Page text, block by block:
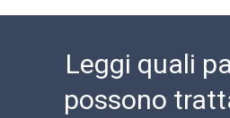
Leggi quali
possono